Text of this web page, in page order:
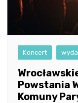
Koncert
Powstania
Komuny